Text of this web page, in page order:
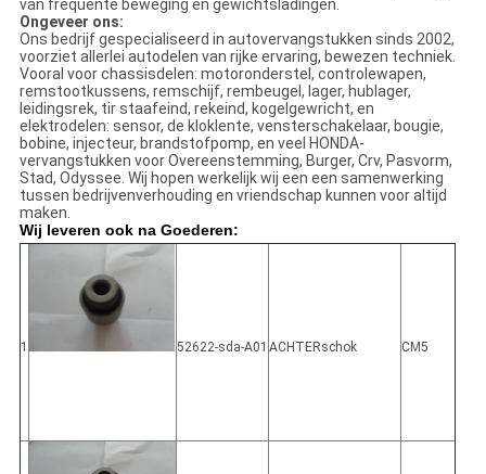
van frequente beweging en gewichtsladingen.
Ongeveer ons:
Ons bedrijf gespecialiseerd in autovervangstukken sinds 2002,
voorziet allerlei autodelen van rijke ervaring, bewezen techniek.
Vooral voor chassisdelen: motoronderstel, controlewapen,
remstootkussens, remschijf, rembeugel, lager, hublager,
leidingsrek, tir staafeind, rekeind, kogelgewricht, en
elektrodelen: sensor, de kloklente, vensterschakelaar, bougie,
bobine, injecteur, brandstofpomp, en veel HONDA-
vervangstukken voor Overeenstemming, Burger, Crv, Pasvorm,
Stad, Odyssee. Wij hopen werkelijk wij een een samenwerking
tussen bedrijvenverhouding en vriendschap kunnen voor altijd
maken.
Wij leveren ook na Goederen:
1 52622-sda-A01 ACHTERschok CM5